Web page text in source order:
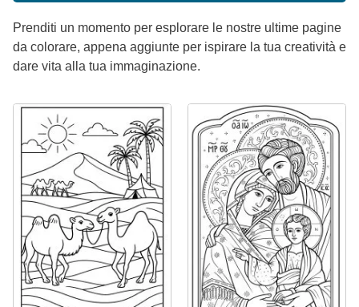
Prenditi un momento per esplorare le nostre ultime pagine
da colorare, appena aggiunte per ispirare la tua creatività e
dare vita alla tua immaginazione.